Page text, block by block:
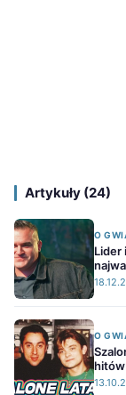
Artykuły (24)
O
Lider
O
hitów